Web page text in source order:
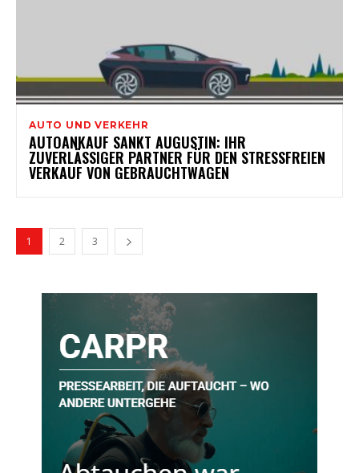
AUTO UND VERKEHR
AUTOANKAUF SANKT AUGUSTIN: IHR
ZUVERLÄSSIGER PARTNER FÜR DEN STRESSFREIEN
VERKAUF VON GEBRAUCHTWAGEN
1 2 3